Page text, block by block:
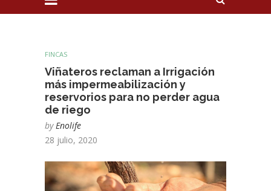
FINCAS
Viñateros reclaman a Irrigación
más impermeabilización y
reservorios para no perder agua
de riego
by Enolife
28 julio, 2020